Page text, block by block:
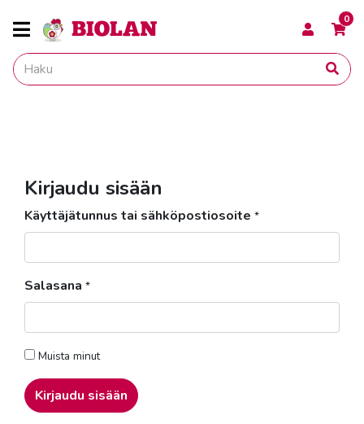
0
Kirjaudu sisään
Käyttäjätunnus tai sähköpostiosoite *
Salasana *
Muista minut
Kirjaudu sisään